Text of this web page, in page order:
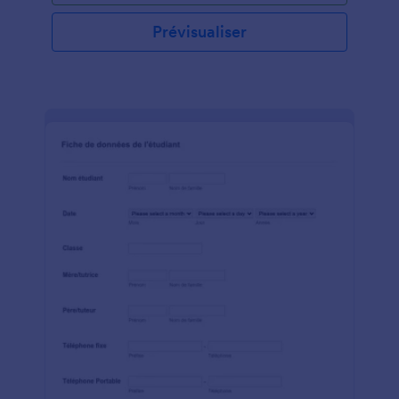
avez besoin. Personnalisez simplement les champs
du formulaire en fonction de votre entreprise,
partagez le formulaire avec vos employés pour le
documents PDF imprimables et téléchargeables.
ce modèle de formulaire d'évaluation des risques en
formulaires par glisser-déposer. Ajoutez ou
entreprise ou ajoutez des champs de
téléchargement de fichiers pour collecter des
d'autres comptes pour stocker vos données, tels
synchronisez automatiquement les soumissions avec
formulaires gratuits de Jotform. L'identification et
Prévisualiser